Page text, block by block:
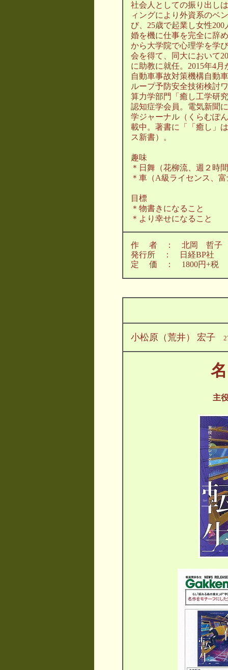
社会人としての振り出し
ィングにより外資系のベ
び、25歳で起業し女性
婚を機に仕事を完全に辞
から大学院で心理学を学
会を得て、同大において
に助教に就任。2015年4月
自動車事故対策機構自動
ループ予防安全技術検討
算力学部門「癒し工学研
認知症学会員。電気新聞
学ジャーナル（くらむぽ
載中。著書に「「癒し」
ス新書）。
趣味
＊日舞（花柳流、週２時
＊車（A級ライセンス、
目標
＊物書きになること
＊より幸せになること
作 者 ： 北岡 哲子
発行所 ： 日経BP社
定 価 ： 1800円+税
小松原（荒井） 宏子
主